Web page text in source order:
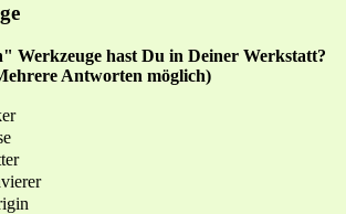
Werkzeuge hast Du in Deiner Werkstatt?
Antworten möglich)